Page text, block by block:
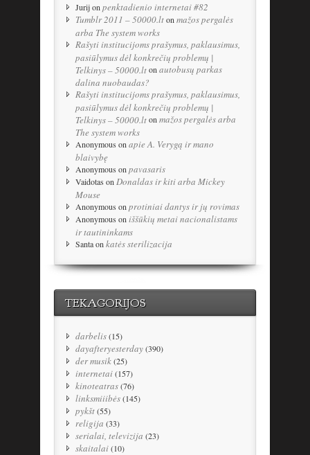
Jurijon penktadienio internetai #82
Tumblr 2011 – 50000.lton mažos pergalės
arba The system works
Rašyti institucijoms prašymus, paklausimus,
pasiūlymus dėl konkrečių problemų |
Telkinys – 50000.lton autobusų parkas
dalina nuobaudas?
Rašyti institucijoms prašymus, paklausimus,
pasiūlymus dėl konkrečių problemų |
Telkinys – 50000.lton mažos pergalės arba
The system works
Anonymous on apie A. Verygą ir mano
blaivybę
Anonymous on pavasaris
Vaidotas on Donaldas ir kiti arba Mickey
Mouse
Anonymous on protiniai dantys ir jų rovimas
Anonymous on iššūkių metai nacionalistams
ir tautininkams
Santaon katės sterilizacija
TEKAGORIJOS
darbelis(15)
dayafteryesterday(390)
der musik(25)
internetai(157)
kinoteatras(76)
linksmiiibės(145)
pykšt(55)
religija (33)
serialai, televizija (23)
skaitalai(10)